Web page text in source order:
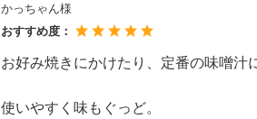
かっちゃん様
おすすめ度：
お好み焼きにかけたり、定番の味噌汁
使いやすく味もぐっど。